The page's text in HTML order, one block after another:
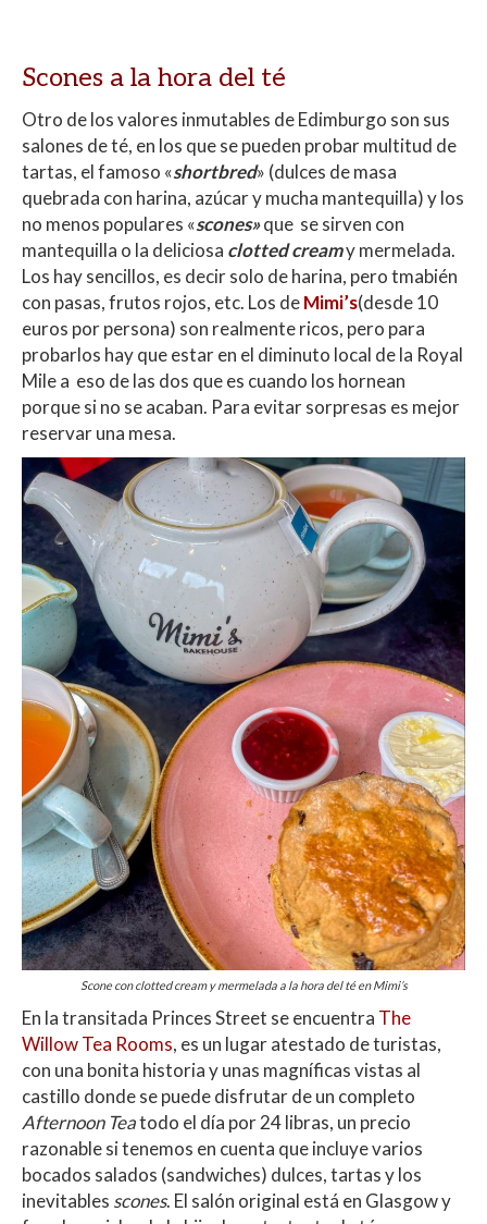
Scones a la hora del té
Otro de los valores inmutables de Edimburgo son sus
salones de té, en los que se pueden probar multitud de
tartas, el famoso «shortbred» (dulces de masa
quebrada con harina, azúcar y mucha mantequilla) y los
no menos populares «scones»que se sirven con
mantequilla o la deliciosa clotted creamy mermelada.
Los hay sencillos, es decir solo de harina, pero tmabién
con pasas, frutos rojos, etc. Los deMimi’s(desde 10
euros por persona) son realmente ricos, pero para
probarlos hay que estar en el diminuto local de la Royal
Mile a eso de las dos que es cuando los hornean
porque si no se acaban. Para evitar sorpresas es mejor
reservar una mesa.
Scone con clotted cream y mermelada a la hora del té en Mimi’s
En la transitada Princes Street se encuentra The
Willow Tea Rooms, es un lugar atestado de turistas,
con una bonita historia y unas magníficas vistas al
castillo donde se puede disfrutar de un completo
Afternoon Teatodo el día por 24 libras, un precio
razonable si tenemos en cuenta que incluye varios
bocados salados (sandwiches) dulces, tartas y los
inevitables scones. El salón original está en Glasgow y